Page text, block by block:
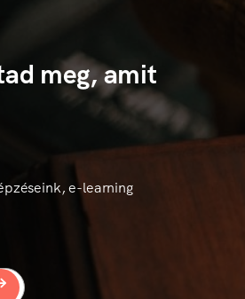
meg, amit
e-learning